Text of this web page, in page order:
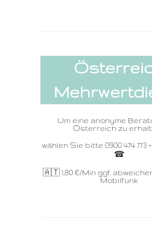
Um eine anonyme
Österreich zu
wählen Sie bitte 0900 474 773
☎ ️
🇦🇹 1,80 €/Min ggf.
Mobilfunk